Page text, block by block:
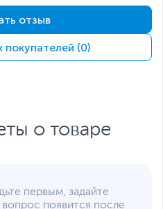
Антивибрационные
силиконовые вставки с
двух сторон
0.17 кг
отзыв
(0)
о товаре
первым, задайте
появится после